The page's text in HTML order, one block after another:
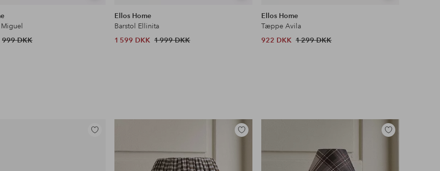
999 DKK
Ellos Home
Barstol Ellinita
1 599 DKK 1 999 DKK
Ellos Home
Tæppe Avila
922 DKK 1 299 DKK
Tilføj
favoritter
Tilføj
favoritter
Tilføj